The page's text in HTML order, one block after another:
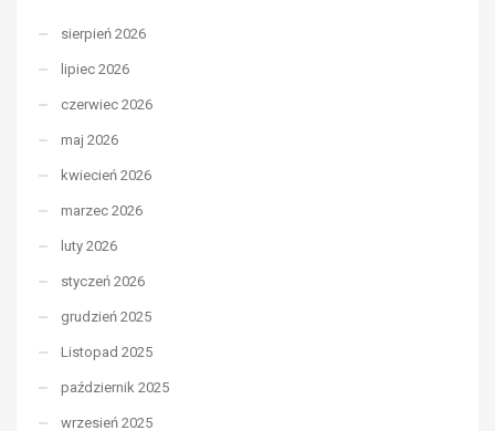
sierpień 2026
lipiec 2026
czerwiec 2026
maj 2026
kwiecień 2026
marzec 2026
luty 2026
styczeń 2026
grudzień 2025
Listopad 2025
październik 2025
wrzesień 2025